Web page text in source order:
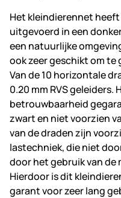
Het kleindierennet
uitgevoerd in een
een natuurlijke
ook zeer geschikt om
Van de 10 horizontale
0.20 mm RVS
betrouwbaarheid
zwart en niet voorzien
van de draden zijn
lastechniek, die niet
door het gebruik van
Hierdoor is dit
garant voor zeer lang